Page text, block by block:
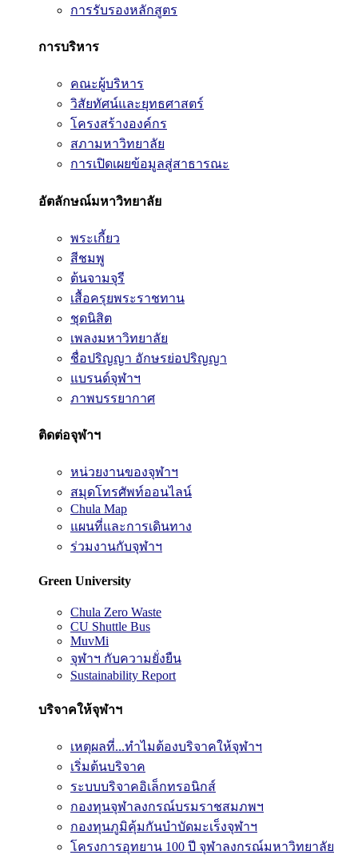
การรับรองหลักสูตร
การบริหาร
คณะผู้บริหาร
วิสัยทัศน์และยุทธศาสตร์
โครงสร้างองค์กร
สภามหาวิทยาลัย
การเปิดเผยข้อมูลสู่สาธารณะ
อัตลักษณ์มหาวิทยาลัย
พระเกี้ยว
สีชมพู
ต้นจามจุรี
เสื้อครุยพระราชทาน
ชุดนิสิต
เพลงมหาวิทยาลัย
ชื่อปริญญา อักษรย่อปริญญา
แบรนด์จุฬาฯ
ภาพบรรยากาศ
ติดต่อจุฬาฯ
หน่วยงานของจุฬาฯ
สมุดโทรศัพท์ออนไลน์
Chula Map
แผนที่และการเดินทาง
ร่วมงานกับจุฬาฯ
Green University
Chula Zero Waste
CU Shuttle Bus
MuvMi
จุฬาฯ กับความยั่งยืน
Sustainability Report
บริจาคให้จุฬาฯ
เหตุผลที่...ทำไมต้องบริจาคให้จุฬาฯ
เริ่มต้นบริจาค
ระบบบริจาคอิเล็กทรอนิกส์
กองทุนจุฬาลงกรณ์บรมราชสมภพฯ
กองทุนภูมิคุ้มกันบำบัดมะเร็งจุฬาฯ
โครงการอุทยาน 100 ปี จุฬาลงกรณ์มหาวิทยาลัย